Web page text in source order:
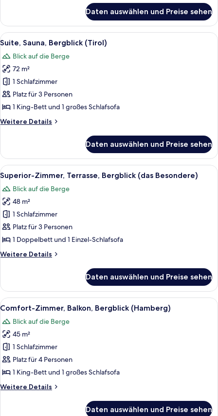
Suite,
Terrasse,
Bergblick
Daten auswählen und Preise sehen
Alle
Fotos
für
Suite,
Sauna,
Bergblick
(Tirol)
Ein modernes Schlafzimmer mit
5
Suite, Sauna, Bergblick (Tirol)
Blick auf die Berge
72 m²
1 Schlafzimmer
Platz für 3 Personen
1 King-Bett und 1 großes Schlafsofa
Weitere Details
Weitere
Sauna,
Bergblick
(Tirol)
Daten auswählen und Preise sehen
Alle
Fotos
für
Superior-
Zimmer,
Terrasse,
Bergblick
Besondere)
Ein modernes Schlafzimmer mit
4
Superior-Zimmer, Terrasse, Bergblick (das Besondere)
Blick auf die Berge
48 m²
1 Schlafzimmer
Platz für 3 Personen
1 Doppelbett und 1 Einzel-Schlafsofa
Weitere Details
Weitere
Zimmer,
Terrasse,
Bergblick
Besondere)
Daten auswählen und Preise sehen
Alle
Fotos
für
Comfort-
Zimmer,
Balkon,
Bergblick
anzeigen
Ein ordentlich bezogenes Bett mit
4
Comfort-Zimmer, Balkon, Bergblick (Hamberg)
Blick auf die Berge
45 m²
1 Schlafzimmer
Platz für 4 Personen
1 King-Bett und 1 großes Schlafsofa
Weitere Details
Weitere
Daten auswählen und Preise sehen